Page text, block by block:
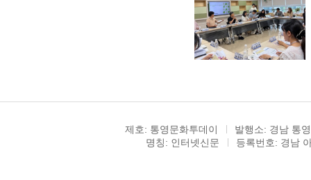
제호: 통영문화투데이
발행소: 경남 통
명칭: 인터넷신문
등록번호: 경남